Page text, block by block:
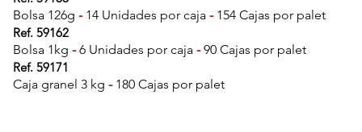
Bolsa 126g -14 Unidades por caja -154 Cajas por palet
Ref. 59162
Bolsa 1kg -6 Unidades por caja -90 Cajas por palet
Ref. 59171
Caja granel 3 kg -180 Cajas por palet